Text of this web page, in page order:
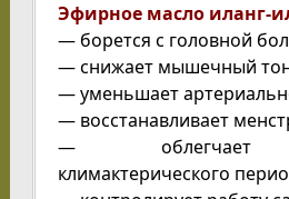
Эфирное масло иланг-
— борется с головной
— снижает мышечный
— уменьшает
— восстанавливает
— облегчает
климактерического